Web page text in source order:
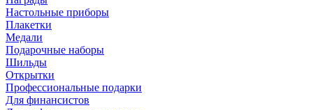
Настольные приборы
Плакетки
Медали
Подарочные наборы
Шильды
Открытки
Профессиональные подарки
Для финансистов